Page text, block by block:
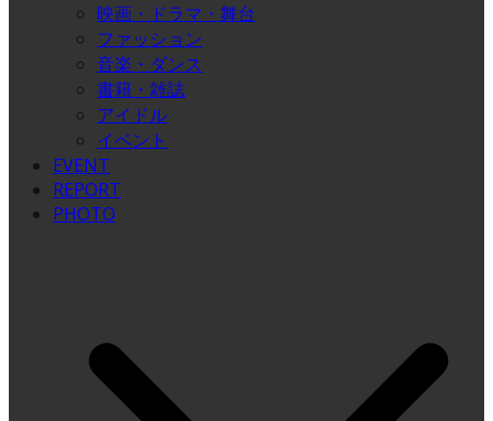
映画・ドラマ・舞台
ファッション
音楽・ダンス
書籍・雑誌
アイドル
イベント
EVENT
REPORT
PHOTO